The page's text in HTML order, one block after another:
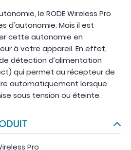
le RODE Wireless Pro
d'autonomie. Mais il est
cette autonomie en
à votre appareil. En effet,
détection d’alimentation
qui permet au récepteur de
automatiquement lorsque
sous tension ou éteinte.
Pro